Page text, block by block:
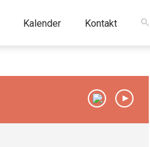
Kalender Kontakt